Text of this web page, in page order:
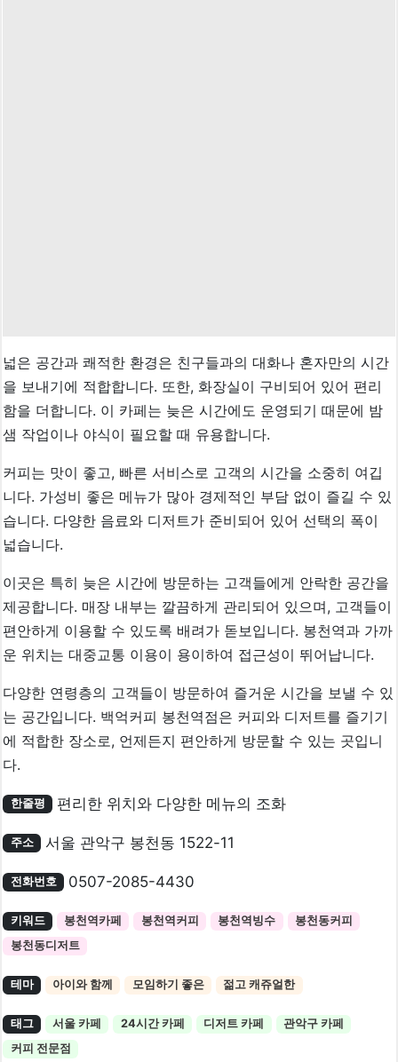
넓은 공간과 쾌적한 환경은 친구들과의 대화나 혼자만의 시간
을 보내기에 적합합니다. 또한, 화장실이 구비되어 있어 편리
함을 더합니다. 이 카페는 늦은 시간에도 운영되기 때문에 밤
샘 작업이나 야식이 필요할 때 유용합니다.
커피는 맛이 좋고, 빠른 서비스로 고객의 시간을 소중히 여깁
니다. 가성비 좋은 메뉴가 많아 경제적인 부담 없이 즐길 수 있
습니다. 다양한 음료와 디저트가 준비되어 있어 선택의 폭이
넓습니다.
이곳은 특히 늦은 시간에 방문하는 고객들에게 안락한 공간을
제공합니다. 매장 내부는 깔끔하게 관리되어 있으며, 고객들이
편안하게 이용할 수 있도록 배려가 돋보입니다. 봉천역과 가까
운 위치는 대중교통 이용이 용이하여 접근성이 뛰어납니다.
다양한 연령층의 고객들이 방문하여 즐거운 시간을 보낼 수 있
는 공간입니다. 백억커피 봉천역점은 커피와 디저트를 즐기기
에 적합한 장소로, 언제든지 편안하게 방문할 수 있는 곳입니
다.
한줄평 편리한 위치와 다양한 메뉴의 조화
주소 서울 관악구 봉천동 1522-11
전화번호 0507-2085-4430
키워드 봉천역카페 봉천역커피 봉천역빙수
봉천동커피
봉천동디저트
테마 아이와 함께 모임하기 좋은 젊고 캐쥬얼한
태그 서울 카페 24시간 카페 디저트 카페
관악구 카페
커피 전문점